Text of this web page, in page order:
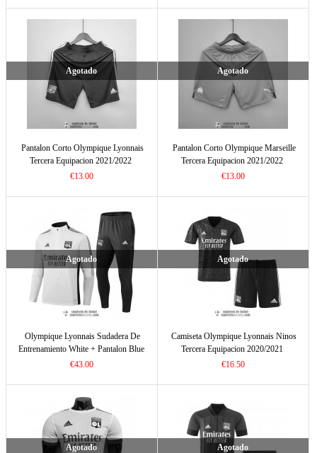
Agotado
Pantalon Corto Olympique Lyonnais
Tercera Equipacion 2021/2022
€13.00
Agotado
Pantalon Corto Olympique Marseille
Tercera Equipacion 2021/2022
€13.00
Agotado
Olympique Lyonnais Sudadera De
Entrenamiento White + Pantalon Blue
2021/2022
€43.00
Agotado
Camiseta Olympique Lyonnais Ninos
Tercera Equipacion 2020/2021
€16.50
Agotado Agotado